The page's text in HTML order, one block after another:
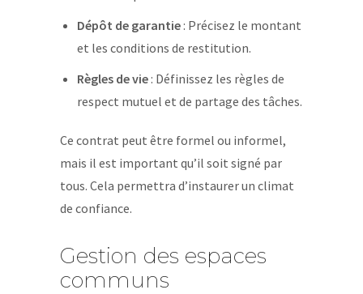
Dépôt de garantie: Précisez le montant
et les conditions de restitution.
Règles de vie: Définissez les règles de
respect mutuel et de partage des tâches.
Ce contrat peut être formel ou informel,
mais il est important qu’il soit signé par
tous. Cela permettra d’instaurer un climat
de confiance.
Gestion des espaces
communs